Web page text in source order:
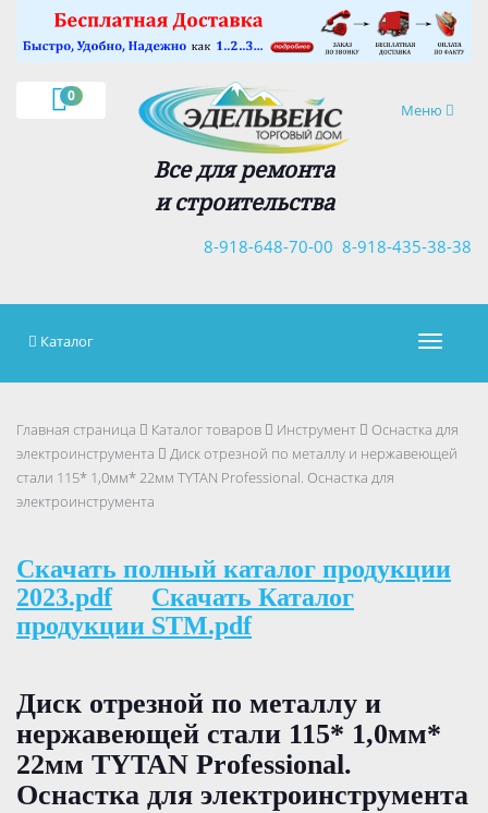
0
Навигация
Меню
Все для ремонта
и строительства
8-918-435-38-38
8-918-648-70-00
×
Каталог
Главная страница Каталог товаров Инструмент
Оснастка для
электроинструмента
Диск отрезной по металлу и нержавеющей
стали 115* 1,0мм* 22мм TYTAN Professional. Оснастка для
электроинструмента
Скачать полный каталог продукции
2023.pdf
Скачать Каталог
продукции STM.pdf
Диск отрезной по металлу и
нержавеющей стали 115* 1,0мм*
22мм TYTAN Professional.
Оснастка для электроинструмента